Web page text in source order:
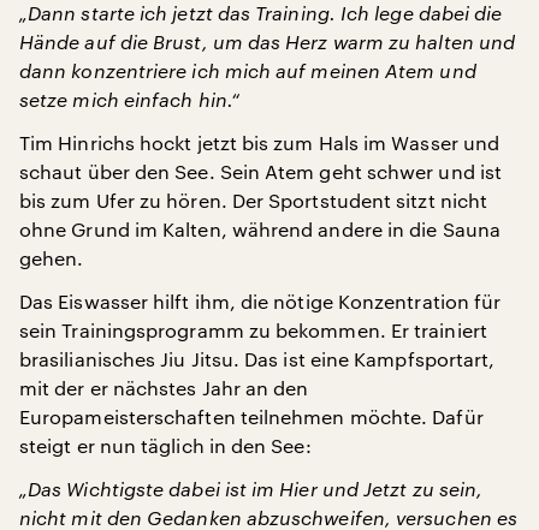
„Dann starte ich jetzt das Training. Ich lege dabei die
Hände auf die Brust, um das Herz warm zu halten und
dann konzentriere ich mich auf meinen Atem und
setze mich einfach hin.“
Tim Hinrichs hockt jetzt bis zum Hals im Wasser und
schaut über den See. Sein Atem geht schwer und ist
bis zum Ufer zu hören. Der Sportstudent sitzt nicht
ohne Grund im Kalten, während andere in die Sauna
gehen.
Das Eiswasser hilft ihm, die nötige Konzentration für
sein Trainingsprogramm zu bekommen. Er trainiert
brasilianisches Jiu Jitsu. Das ist eine Kampfsportart,
mit der er nächstes Jahr an den
Europameisterschaften teilnehmen möchte. Dafür
steigt er nun täglich in den See:
„Das Wichtigste dabei ist im Hier und Jetzt zu sein,
nicht mit den Gedanken abzuschweifen, versuchen es